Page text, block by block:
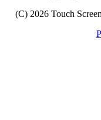
(C) 2026 Touch